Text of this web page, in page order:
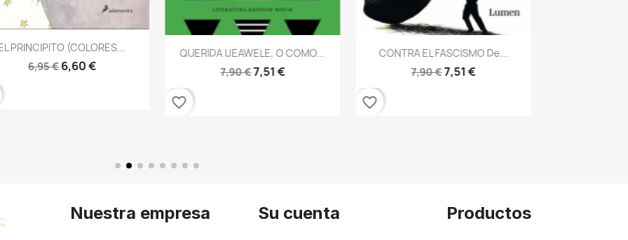
Vista rápida
PRINCIPITO (COLORES...
6,95 € 6,60 €
Vista rápida
QUERIDA IJEAWELE, O COMO...
7,90 €7,51 €
favorite_border
Vista rápida
CONTRA EL FASCISMO De...
7,90 €7,51 €
favorite_border
Nuestra empresa Su cuenta Productos